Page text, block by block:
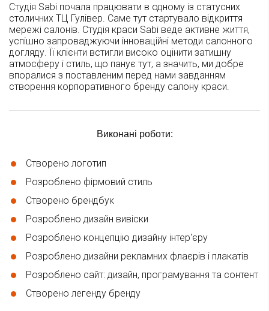
Студія Sabi почала працювати в одному із статусних
столичних ТЦ Гулівер. Саме тут стартувало відкриття
мережі салонів. Студія краси Sabi веде активне життя,
успішно запроваджуючи інноваційні методи салонного
догляду. Її клієнти встигли високо оцінити затишну
атмосферу і стиль, що панує тут, а значить, ми добре
впоралися з поставленим перед нами завданням
створення корпоративного бренду салону краси.
Виконані роботи:
Створено логотип
Розроблено фірмовий стиль
Створено брендбук
Розроблено дизайн вивіски
Розроблено концепцію дизайну інтер'єру
Розроблено дизайни рекламних флаєрів і плакатів
Розроблено сайт: дизайн, програмування та сонтент
Створено легенду бренду